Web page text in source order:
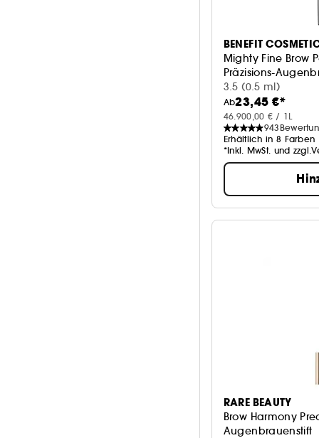
BENEFIT
Mighty Fine Brow
Präzisions-
3.5 (0.5 ml)
Ab23,45 €*
46.900,00 € / 1L
943
Erhältlich in 8 Farben
*Inkl. MwSt. und
RARE BEAUTY
Brow Harmony
Augenbrauenstift